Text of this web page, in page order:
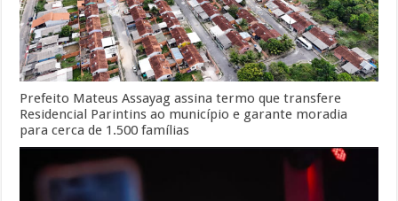
Prefeito Mateus Assayag assina termo que transfere
Residencial Parintins ao município e garante moradia
para cerca de 1.500 famílias